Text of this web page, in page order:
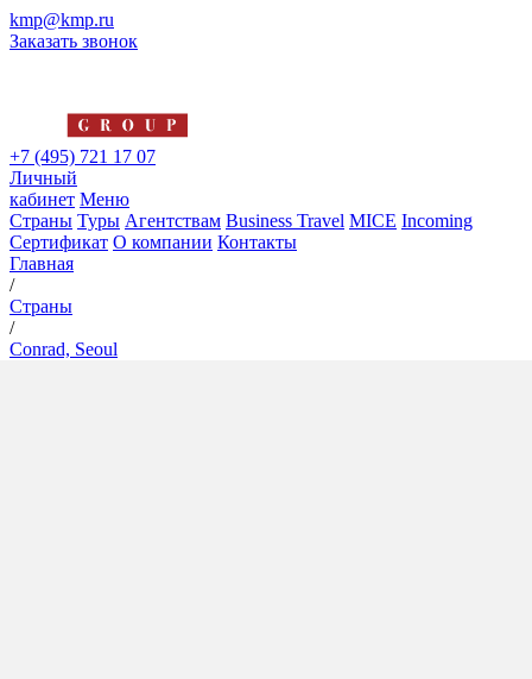
kmp@kmp.ru
Заказать звонок
+7 (495) 721 17 07
Личный
кабинет Меню
Страны Туры Агентствам Business Travel MICE Incoming
Сертификат О компании Контакты
Главная
/
Страны
/
Conrad, Seoul